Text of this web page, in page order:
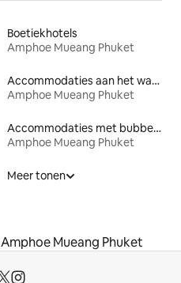
Boetiekhotels
Amphoe Mueang Phuket
Accommodaties aan het water
Amphoe Mueang Phuket
Accommodaties met bubbelbad
Amphoe Mueang Phuket
Meer tonen
Amphoe Mueang Phuket